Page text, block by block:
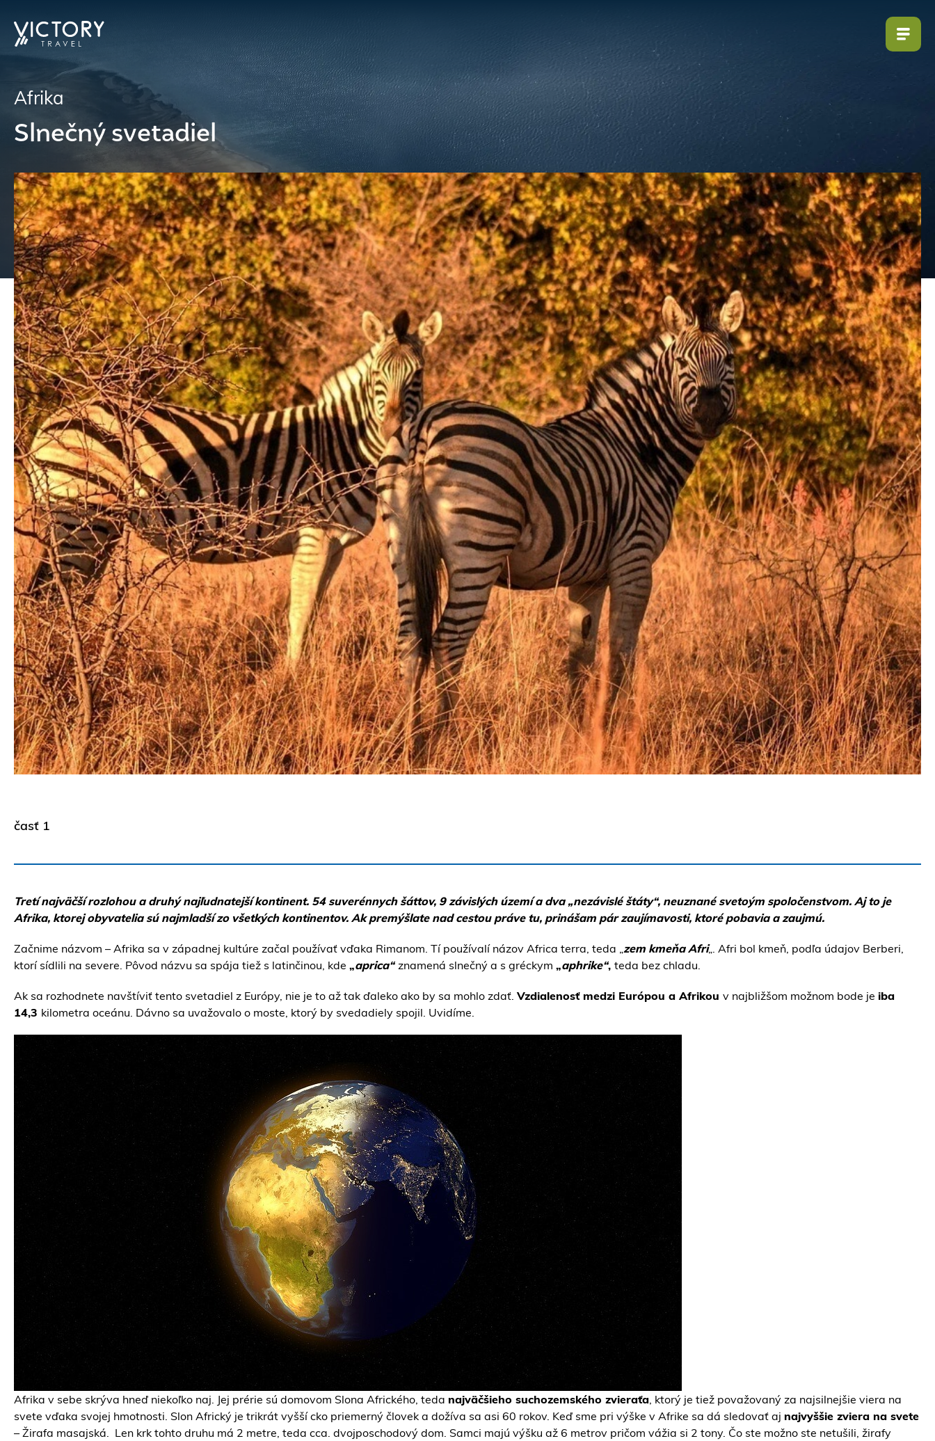
Afrika
Slnečný svetadiel
časť 1
Tretí najväčší rozlohou a druhý najľudnatejší kontinent. 54 suverénnych šáttov, 9 závislých území a dva „nezávislé štáty“, neuznané svetoým spoločenstvom. Aj to je
Afrika, ktorej obyvatelia sú najmladší zo všetkých kontinentov. Ak premýšlate nad cestou práve tu, prinášam pár zaujímavosti, ktoré pobavia a zaujmú.
Začnime názvom – Afrika sa v západnej kultúre začal používať vďaka Rimanom. Tí používalí názov Africa terra, teda „zem kmeňa Afri„. Afri bol kmeň, podľa údajov Berberi,
ktorí sídlili na severe. Pôvod názvu sa spája tiež s latinčinou, kde „aprica“ znamená slnečný a s gréckym „aphrike“, teda bez chladu.
Ak sa rozhodnete navštíviť tento svetadiel z Európy, nie je to až tak ďaleko ako by sa mohlo zdať. Vzdialenosť medzi Európou a Afrikou v najbližšom možnom bode je iba
14,3 kilometra oceánu. Dávno sa uvažovalo o moste, ktorý by svedadiely spojil. Uvidíme.
Afrika v sebe skrýva hneď niekoľko naj. Jej prérie sú domovom Slona Afrického, teda najväčšieho suchozemského zvieraťa, ktorý je tiež považovaný za najsilnejšie viera na
svete vďaka svojej hmotnosti. Slon Africký je trikrát vyšší cko priemerný človek a dožíva sa asi 60 rokov. Keď sme pri výške v Afrike sa dá sledovať aj najvyššie zviera na svete
– Žirafa masajská. Len krk tohto druhu má 2 metre, teda cca. dvojposchodový dom. Samci majú výšku až 6 metrov pričom vážia si 2 tony. Čo ste možno ste netušili, žirafy